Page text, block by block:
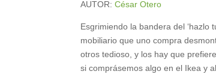
AUTOR:César Otero
Esgrimiendo la bandera del ‘hazlo
mobiliario que uno compra
otros tedioso, y los hay que
si comprásemos algo en el Ikea y